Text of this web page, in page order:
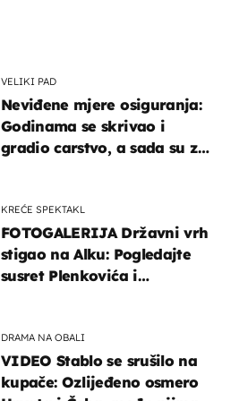
VELIKI PAD
Neviđene mjere osiguranja:
Godinama se skrivao i
gradio carstvo, a sada su za
KREĆE SPEKTAKL
FOTOGALERIJA Državni vrh
stigao na Alku: Pogledajte
susret Plenkovića i
DRAMA NA OBALI
VIDEO Stablo se srušilo na
kupače: Ozlijeđeno osmero